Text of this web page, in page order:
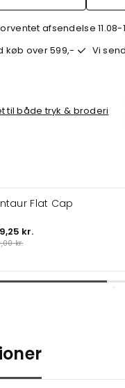
afsendelse 11.08-
køb over 599,-
Vi
til både tryk & broderi
Flat Cap
kr.
kr.